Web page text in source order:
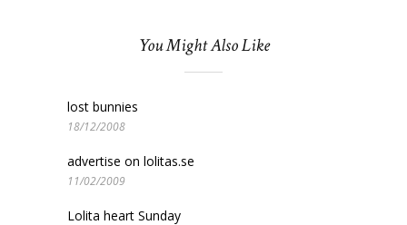
You Might Also Like
lost bunnies
18/12/2008
advertise on lolitas.se
11/02/2009
Lolita heart Sunday